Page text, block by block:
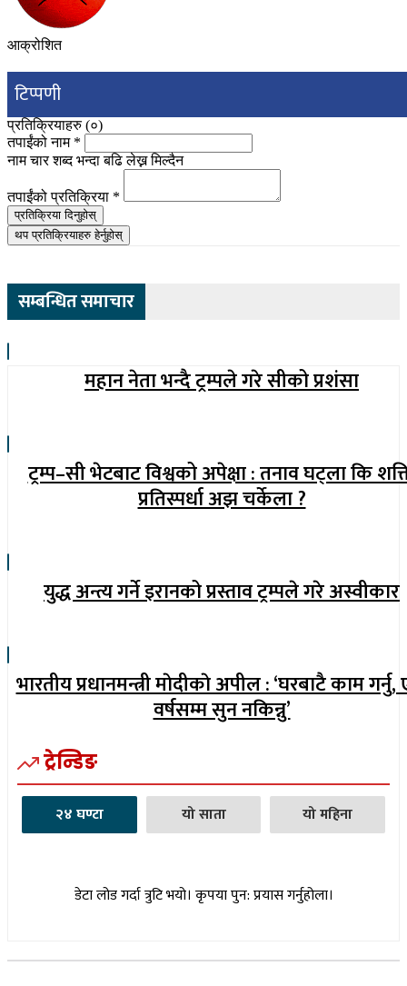
आक्रोशित
टिप्पणी
प्रतिक्रियाहरु (०)
तपाईंको नाम *
नाम चार शब्द भन्दा बढि लेख्न मिल्दैन
तपाईंको प्रतिक्रिया *
प्रतिक्रिया दिनुहोस्
थप प्रतिक्रियाहरु हेर्नुहोस्
सम्बन्धित समाचार
महान नेता भन्दै ट्रम्पले गरे सीको प्रशंसा
ट्रम्प–सी भेटबाट विश्वको अपेक्षा : तनाव घट्ला कि
प्रतिस्पर्धा अझ चर्केला ?
युद्ध अन्त्य गर्ने इरानको प्रस्ताव ट्रम्पले गरे अस्वीकार
भारतीय प्रधानमन्त्री माेदीकाे अपील : ‘घरबाटै काम
वर्षसम्म सुन नकिन्नु’
ट्रेन्डिङ
२४ घण्टा यो साता यो महिना
डेटा लोड गर्दा त्रुटि भयो। कृपया पुन: प्रयास गर्नुहोला।